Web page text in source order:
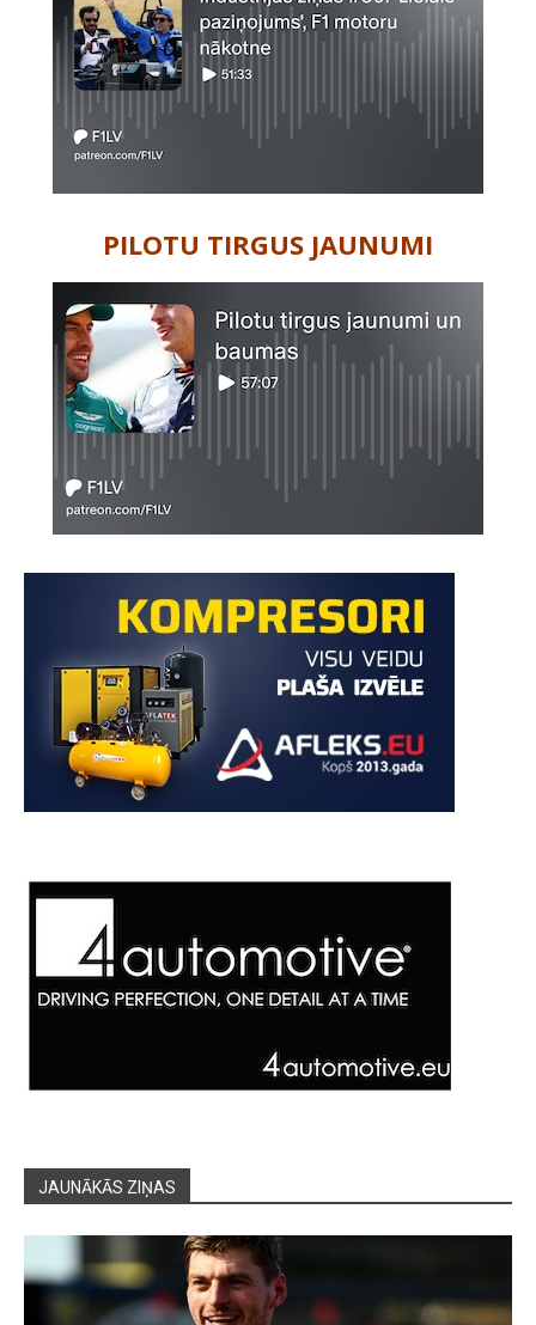
PILOTU TIRGUS JAUNUMI
JAUNĀKĀS ZIŅAS